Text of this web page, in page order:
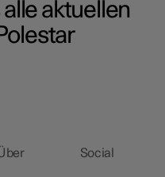
aktuellen
Social